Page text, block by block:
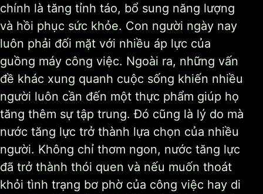
chính là tăng tỉnh táo, bổ sung năng lượng
và hồi phục sức khỏe. Con người ngày nay
luôn phải đối mặt với nhiều áp lực của
guồng máy công việc. Ngoài ra, những vấn
đề khác xung quanh cuộc sống khiến nhiều
người luôn cần đến một thực phẩm giúp họ
tăng thêm sự tập trung. Đó cũng là lý do mà
nước tăng lực trở thành lựa chọn của nhiều
người. Không chỉ thơm ngon, nước tăng lực
đã trở thành thói quen và nếu muốn thoát
khỏi tình trạng bơ phờ của công việc hay di